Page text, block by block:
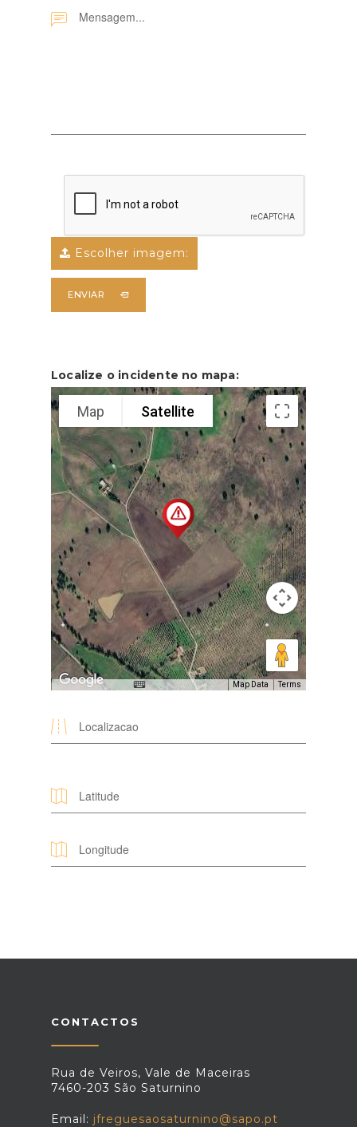
Escolher imagem:
ENVIAR
Localize o incidente no mapa:
Map Satellite
Map Data Terms
CONTACTOS
Rua de Veiros, Vale de Maceiras
7460-203 São Saturnino
Email: jfreguesaosaturnino@sapo.pt